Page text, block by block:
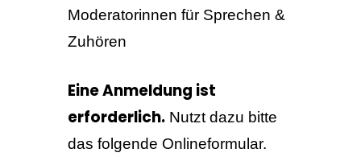
Moderatorinnen für Sprechen &
Zuhören
Eine Anmeldung ist
erforderlich. Nutzt dazu bitte
das folgende Onlineformular.